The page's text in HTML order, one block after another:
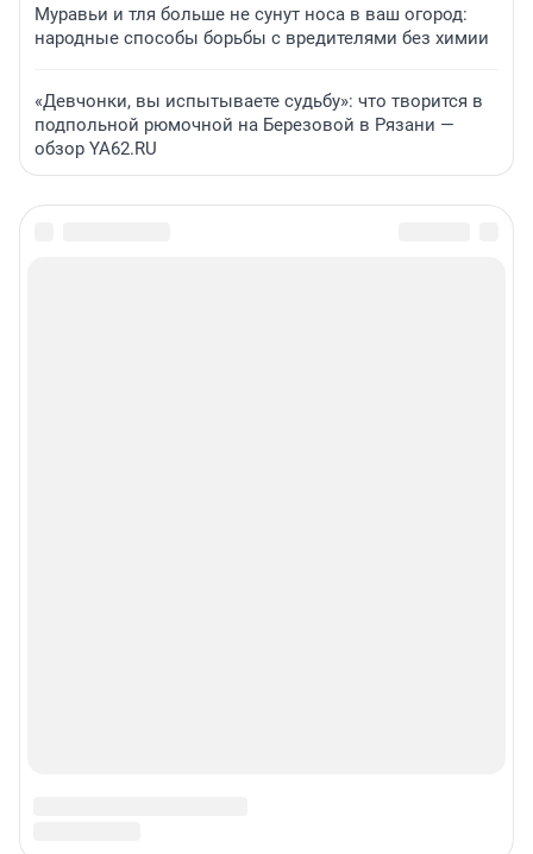
Муравьи и тля больше не сунут носа в ваш огород:
народные способы борьбы с вредителями без химии
«Девчонки, вы испытываете судьбу»: что творится в
подпольной рюмочной на Березовой в Рязани —
обзор YA62.RU